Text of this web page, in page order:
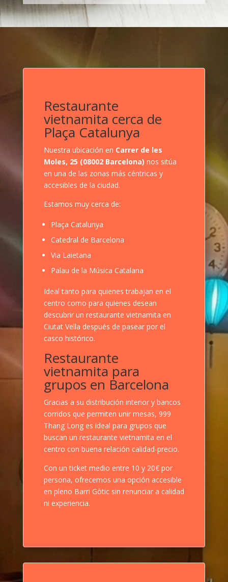
Restaurante
vietnamita cerca de
Plaça Catalunya
Nuestra ubicación en Carrer de les
Moles, 25 (08002 Barcelona) nos sitúa
en una de las zonas más céntricas y
accesibles de la ciudad.
Estamos muy cerca de:
Plaça Catalunya
Catedral de Barcelona
Via Laietana
Palau de la Música Catalana
Ideal tanto para quienes trabajan en el
centro como para quienes desean
descubrir un restaurante vietnamita en
Ciutat Vella después de pasear por el
casco histórico.
Restaurante
vietnamita para
grupos en Barcelona
Gracias a su distribución interior y bancos
corridos que permiten unir mesas, 999
Thang Long es ideal para grupos que
buscan un restaurante vietnamita en el
centro con buena relación calidad-precio.
Con un ticket medio entre 10 y 20€ por
persona, ofrecemos una opción accesible
en pleno Barri Gòtic sin renunciar a calidad
ni experiencia.